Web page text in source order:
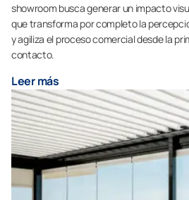
showroom busca generar un impacto
que transforma por completo la
y agiliza el proceso comercial desde la
contacto.
Leer más